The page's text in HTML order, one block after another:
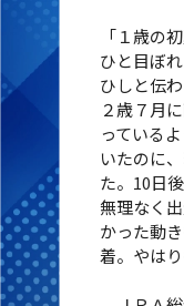
「１歳の
ひと目ぼ
ひしと伝
２歳７月
っている
いたのに
た。10日
無理なく
かった動
着。やは